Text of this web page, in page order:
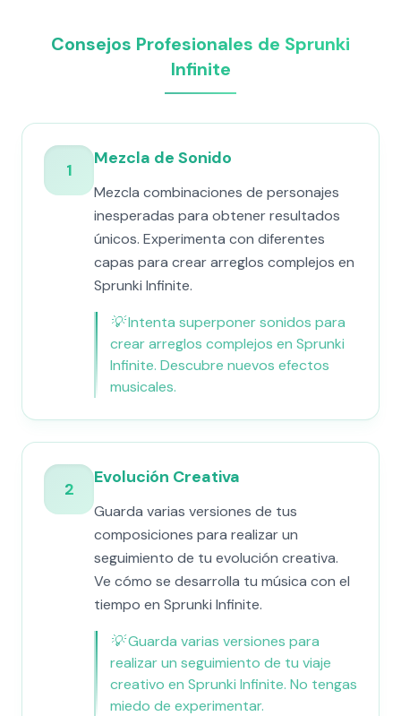
Consejos Profesionales de Sprunki
Infinite
1
Mezcla de Sonido
Mezcla combinaciones de personajes
inesperadas para obtener resultados
únicos. Experimenta con diferentes
capas para crear arreglos complejos en
Sprunki Infinite.
💡Intenta superponer sonidos para
crear arreglos complejos en Sprunki
Infinite. Descubre nuevos efectos
musicales.
2
Evolución Creativa
Guarda varias versiones de tus
composiciones para realizar un
seguimiento de tu evolución creativa.
Ve cómo se desarrolla tu música con el
tiempo en Sprunki Infinite.
💡Guarda varias versiones para
realizar un seguimiento de tu viaje
creativo en Sprunki Infinite. No tengas
miedo de experimentar.